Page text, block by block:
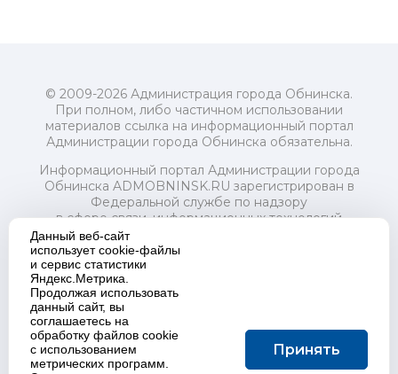
© 2009-2026 Администрация города Обнинска.
При полном, либо частичном использовании
материалов ссылка на информационный портал
Администрации города Обнинска обязательна.
Информационный портал Администрации города
Обнинска ADMOBNINSK.RU зарегистрирован в
Федеральной службе по надзору
в сфере связи, информационных технологий
и массовых коммуникаций (Роскомнадзор) 24 июля
2018 года.
Свидетельство о регистрации Эл № ФС77-73321
Учредитель: Администрация (исполнительно-
распорядительный орган) городского округа "Город
Обнинск". Главный редактор: Байкова Е.А.
Адрес электронной почты Редакции:
redactor@admobninsk.ru
Данный веб-сайт
использует cookie-файлы
и сервис статистики
Яндекс.Метрика.
Продолжая использовать
данный сайт, вы
соглашаетесь на
обработку файлов cookie
с использованием
метрических программ.
Принять